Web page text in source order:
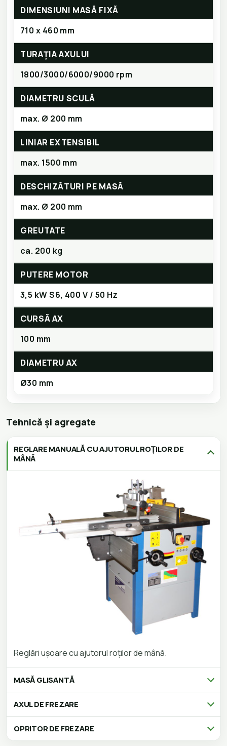
DIMENSIUNI MASĂ FIXĂ
710 x 460 mm
TURAȚIA AXULUI
1800/3000/6000/9000 rpm
DIAMETRU SCULĂ
max. Ø 200 mm
LINIAR EXTENSIBIL
max. 1500 mm
DESCHIZĂTURI PE MASĂ
max. Ø 200 mm
GREUTATE
ca. 200 kg
PUTERE MOTOR
3,5 kW S6, 400 V / 50 Hz
CURSĂ AX
100 mm
DIAMETRU AX
Ø30 mm
Tehnică și agregate
REGLARE MANUALĂ CU AJUTORUL ROȚILOR DE
MÂNĂ
Reglări ușoare cu ajutorul roților de mână.
MASĂ GLISANTĂ
AXUL DE FREZARE
OPRITOR DE FREZARE